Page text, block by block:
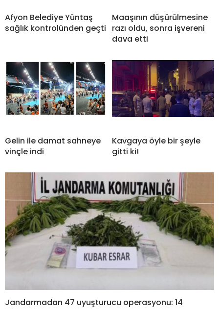
Afyon Belediye Yüntaş
sağlık kontrolünden geçti
Maaşının düşürülmesine
razı oldu, sonra işvereni
dava etti
Gelin ile damat sahneye
vinçle indi
Kavgaya öyle bir şeyle
gitti ki!
Jandarmadan 47 uyuşturucu operasyonu: 14